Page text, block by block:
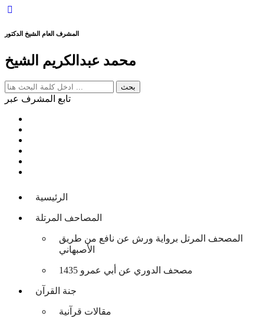
المشرف العام الشيخ الدكتور
محمد عبدالكريم الشيخ
تابع المشرف عبر
الرئيسية
المصاحف المرتلة
المصحف المرتل برواية ورش عن نافع من طريق
الأصبهاني
مصحف الدوري عن أبي عمرو 1435
جنة القرآن
مقالات قرآنية